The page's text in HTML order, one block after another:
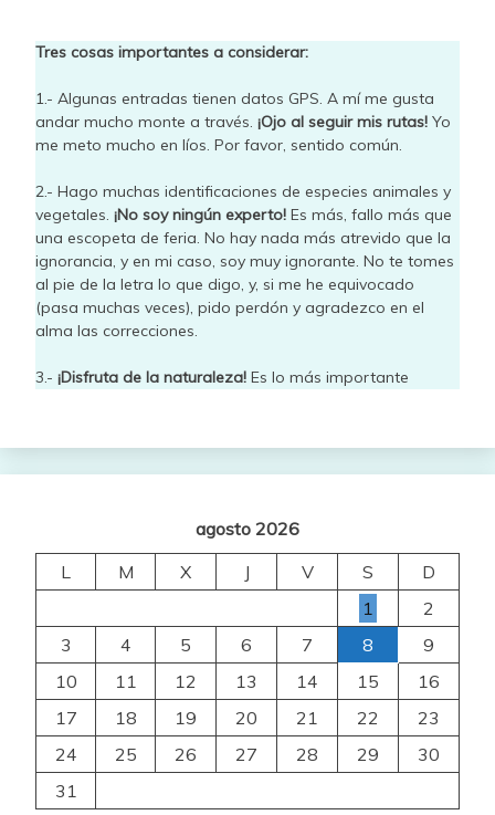
Tres cosas importantes a considerar:
1.- Algunas entradas tienen datos GPS. A mí me gusta
andar mucho monte a través. ¡Ojo al seguir mis rutas! Yo
me meto mucho en líos. Por favor, sentido común.
2.- Hago muchas identificaciones de especies animales y
vegetales. ¡No soy ningún experto! Es más, fallo más que
una escopeta de feria. No hay nada más atrevido que la
ignorancia, y en mi caso, soy muy ignorante. No te tomes
al pie de la letra lo que digo, y, si me he equivocado
(pasa muchas veces), pido perdón y agradezco en el
alma las correcciones.
3.- ¡Disfruta de la naturaleza! Es lo más importante
agosto 2026
L
M X J V S
D
1
2
3
4 5 6 7 8
9
10
11 12 13 14 15
16
17
18 19 20 21 22
23
24
25 26 27 28 29
30
31